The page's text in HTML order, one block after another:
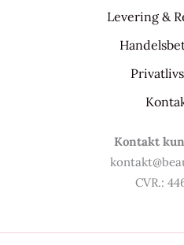
Levering &
Kontakt
CVR.: